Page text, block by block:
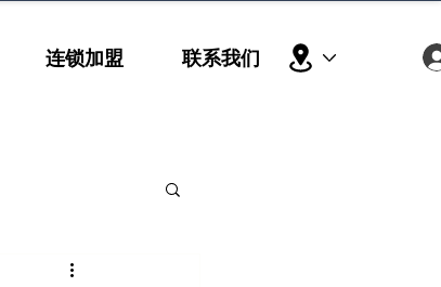
连锁加盟 联系我们